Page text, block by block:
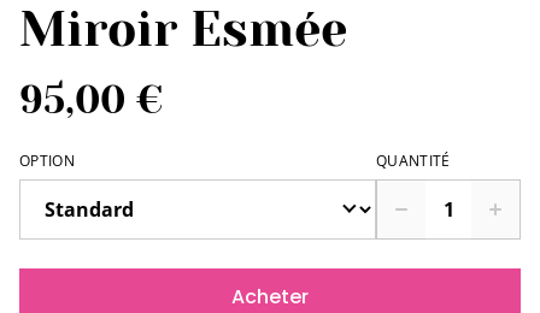
Miroir Esmée
95,00 €
OPTION QUANTITÉ
Acheter